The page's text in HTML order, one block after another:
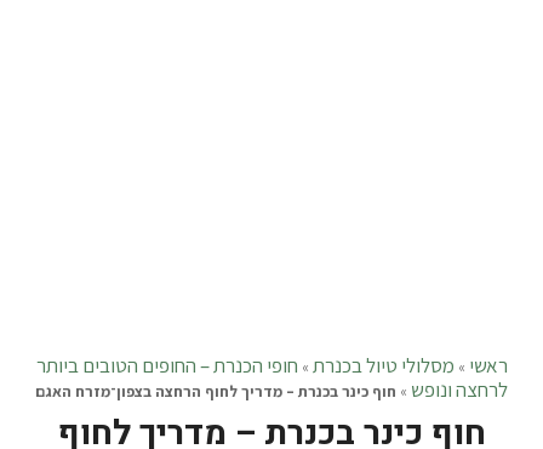
ראשי » מסלולי טיול בכנרת » חופי הכנרת – החופים הטובים ביותר
לרחצה ונופש » חוף כינר בכנרת – מדריך לחוף הרחצה בצפון־מזרח האגם
חוף כינר בכנרת – מדריך לחוף